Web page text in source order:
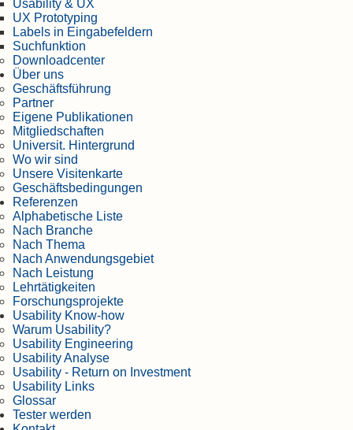
Usability & UX
UX Prototyping
Labels in Eingabefeldern
Suchfunktion
Downloadcenter
Über uns
Geschäftsführung
Partner
Eigene Publikationen
Mitgliedschaften
Universit. Hintergrund
Wo wir sind
Unsere Visitenkarte
Geschäftsbedingungen
Referenzen
Alphabetische Liste
Nach Branche
Nach Thema
Nach Anwendungsgebiet
Nach Leistung
Lehrtätigkeiten
Forschungsprojekte
Usability Know-how
Warum Usability?
Usability Engineering
Usability Analyse
Usability - Return on Investment
Usability Links
Glossar
Tester werden